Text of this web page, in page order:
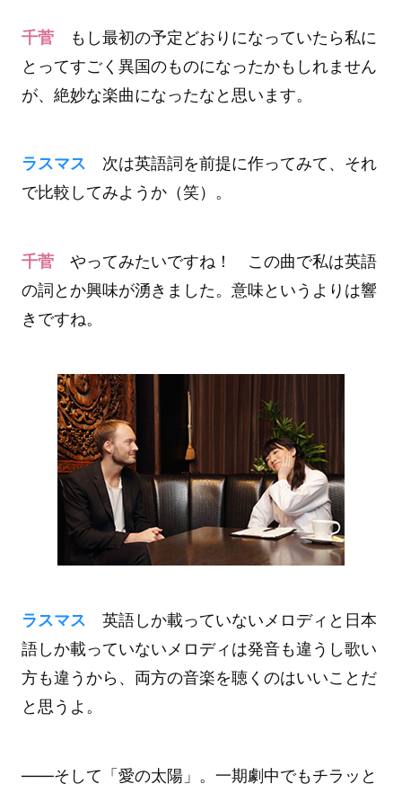
千菅もし最初の予定どおりになっていたら私に
とってすごく異国のものになったかもしれません
が、絶妙な楽曲になったなと思います。
ラスマス 次は英語詞を前提に作ってみて、それ
で比較してみようか（笑）。
千菅やってみたいですね！ この曲で私は英語
の詞とか興味が湧きました。意味というよりは響
きですね。
ラスマス 英語しか載っていないメロディと日本
語しか載っていないメロディは発音も違うし歌い
方も違うから、両方の音楽を聴くのはいいことだ
と思うよ。
――そして「愛の太陽」。一期劇中でもチラッと